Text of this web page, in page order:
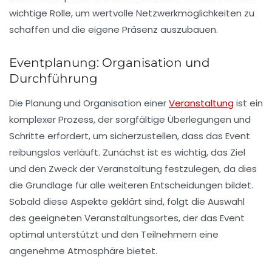
wichtige Rolle, um wertvolle Netzwerkmöglichkeiten zu
schaffen und die eigene Präsenz auszubauen.
Eventplanung: Organisation und
Durchführung
Die Planung und Organisation einerVeranstaltungist ein
komplexer Prozess, der sorgfältige Überlegungen und
Schritte erfordert, um sicherzustellen, dass das Event
reibungslos verläuft. Zunächst ist es wichtig, das Ziel
und den Zweckder Veranstaltung festzulegen, da dies
die Grundlage für alle weiteren Entscheidungen bildet.
Sobald diese Aspekte geklärt sind, folgt die Auswahl
des geeigneten Veranstaltungsortes, der das Event
optimal unterstützt und den Teilnehmern eine
angenehme Atmosphäre bietet.